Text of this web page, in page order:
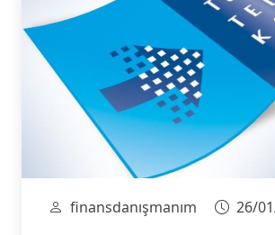
finansdanışmanım
26/